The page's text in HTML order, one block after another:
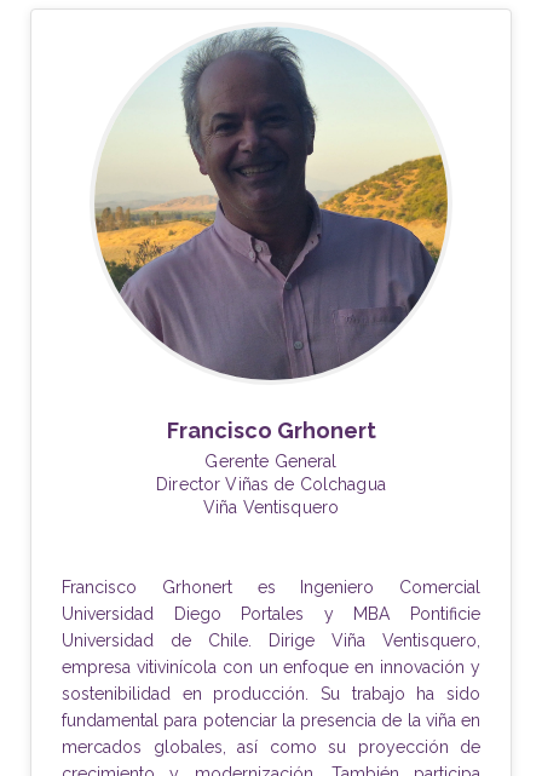
Francisco Grhonert
Gerente General
Director Viñas de Colchagua
Viña Ventisquero
Francisco Grhonert es Ingeniero Comercial
Universidad Diego Portales y MBA Pontificie
Universidad de Chile. Dirige Viña Ventisquero,
empresa vitivinícola con un enfoque en innovación y
sostenibilidad en producción. Su trabajo ha sido
fundamental para potenciar la presencia de la viña en
mercados globales, así como su proyección de